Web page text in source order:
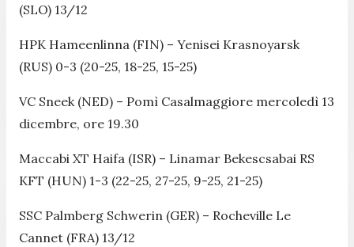
(SLO) 13/12
HPK Hameenlinna (FIN) – Yenisei Krasnoyarsk
(RUS) 0-3 (20-25, 18-25, 15-25)
VC Sneek (NED) – Pomì Casalmaggiore mercoledì 13
dicembre, ore 19.30
Maccabi XT Haifa (ISR) – Linamar Bekescsabai RS
KFT (HUN) 1-3 (22-25, 27-25, 9-25, 21-25)
SSC Palmberg Schwerin (GER) – Rocheville Le
Cannet (FRA) 13/12